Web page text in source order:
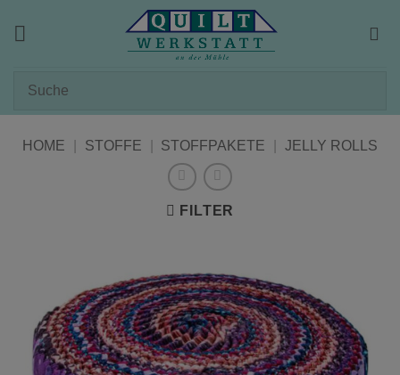
HOME STOFFE STOFFPAKETE JELLY ROLLS
FILTER